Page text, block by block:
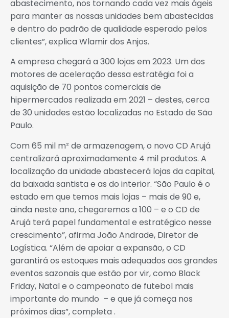
abastecimento, nos tornando cada vez mais ágeis
para manter as nossas unidades bem abastecidas
e dentro do padrão de qualidade esperado pelos
clientes”, explica Wlamir dos Anjos.
A empresa chegará a 300 lojas em 2023. Um dos
motores de aceleração dessa estratégia foi a
aquisição de 70 pontos comerciais de
hipermercados realizada em 2021 – destes, cerca
de 30 unidades estão localizadas no Estado de São
Paulo.
Com 65 mil m² de armazenagem, o novo CD Arujá
centralizará aproximadamente 4 mil produtos. A
localização da unidade abastecerá lojas da capital,
da baixada santista e as do interior. “São Paulo é o
estado em que temos mais lojas – mais de 90 e,
ainda neste ano, chegaremos a 100 – e o CD de
Arujá terá papel fundamental e estratégico nesse
crescimento”, afirma João Andrade, Diretor de
Logística. “Além de apoiar a expansão, o CD
garantirá os estoques mais adequados aos grandes
eventos sazonais que estão por vir, como Black
Friday, Natal e o campeonato de futebol mais
importante do mundo – e que já começa nos
próximos dias”, completa .